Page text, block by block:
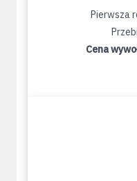
Pierwsza
Cena